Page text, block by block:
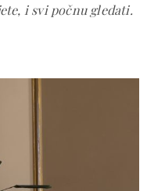
i svi počnu gledati.